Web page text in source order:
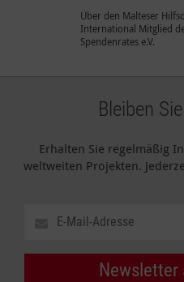
Über den Malteser
International Mitglied
Spendenrates e.V.
Bleiben
Erhalten Sie regelmäßig
weltweiten Projekten.
Newsletter